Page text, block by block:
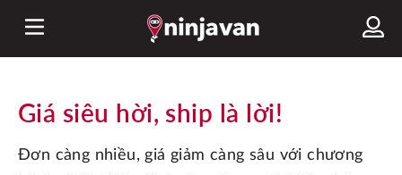
Giá siêu hời, ship là lời!
Đơn càng nhiều, giá giảm càng sâu với chương